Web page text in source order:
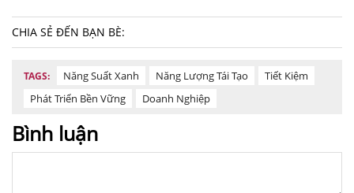
CHIA SẺ ĐẾN BẠN BÈ:
TAGS: Năng Suất Xanh Năng Lượng Tái Tạo
Tiết Kiệm
Phát Triển Bền Vững
Doanh Nghiệp
Bình luận